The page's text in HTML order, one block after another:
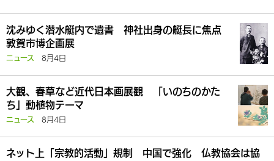
沈みゆく潜水艇内で遺書 神社出身の艇長に焦点
敦賀市博企画展
ニュース 8月4日
大観、春草など近代日本画展観 「いのちのかた
ち」動植物テーマ
ニュース 8月4日
ネット上「宗教的活動」規制 中国で強化 仏教協会は協